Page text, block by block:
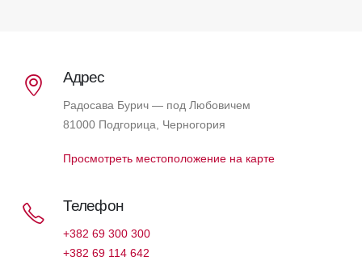
Адрес
Радосава Бурич — под Любовичем
81000 Подгорица, Черногория
Просмотреть местоположение на карте
Телефон
+382 69 300 300
+382 69 114 642